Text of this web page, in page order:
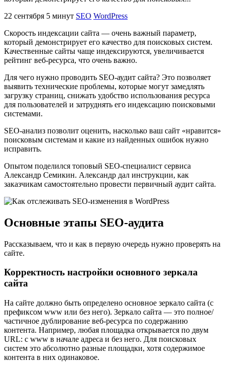
22 сентября 5 минут SEO WordPress
Скорость индексации сайта — очень важный параметр,
который демонстрирует его качество для поисковых систем.
Качественные сайты чаще индексируются, увеличивается
рейтинг веб-ресурса, что очень важно.
Для чего нужно проводить SEO-аудит сайта? Это позволяет
выявить технические проблемы, которые могут замедлять
загрузку страниц, снижать удобство использования ресурса
для пользователей и затруднять его индексацию поисковыми
системами.
SEO-анализ позволит оценить, насколько ваш сайт «нравится»
поисковым системам и какие из найденных ошибок нужно
исправить.
Опытом поделился топовый SEO-специалист сервиса
Александр Семикин. Александр дал инструкции, как
заказчикам самостоятельно провести первичный аудит сайта.
Основные этапы SEO-аудита
Рассказываем, что и как в первую очередь нужно проверять на
сайте.
Корректность настройки основного зеркала
сайта
На сайте должно быть определено основное зеркало сайта (с
префиксом www или без него). Зеркало сайта — это полное/
частичное дублирование веб-ресурса по содержанию
контента. Например, любая площадка открывается по двум
URL: с www в начале адреса и без него. Для поисковых
систем это абсолютно разные площадки, хотя содержимое
контента в них одинаковое.